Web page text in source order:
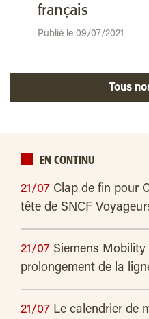
français
Publié le 09/07/2021
EN CONTINU
21/07 Clap de fin pour
tête de SNCF
21/07 Siemens
prolongement de la
21/07 Le calendrier de